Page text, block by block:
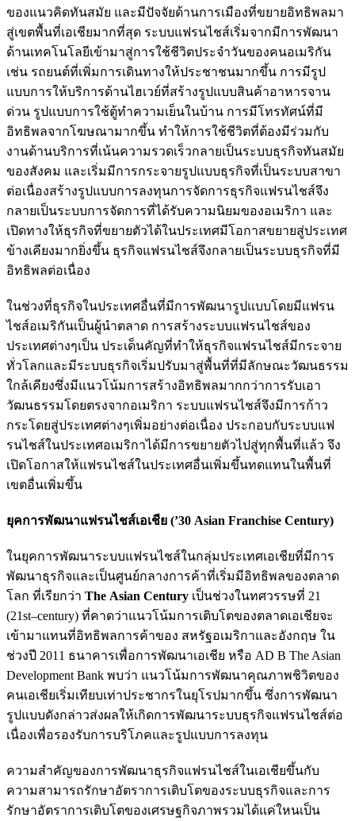
ของแนวคิดทันสมัย และมีปัจจัยด้านการเมืองที่ขยายอิทธิพลมา
สู่เขตพื้นที่เอเชียมากที่สุด ระบบแฟรนไชส์เริ่มจากมีการพัฒนา
ด้านเทคโนโลยีเข้ามาสู่การใช้ชีวิตประจำวันของคนอเมริกัน
เช่น รถยนต์ที่เพิ่มการเดินทางให้ประชาชนมากขึ้น การมีรูป
แบบการให้บริการด้านไฮเวย์ที่สร้างรูปแบบสินค้าอาหารจาน
ด่วน รูปแบบการใช้ตู้ทำความเย็นในบ้าน การมีโทรทัศน์ที่มี
อิทธิพลจากโฆษณามากขึ้น ทำให้การใช้ชีวิตที่ต้องมีร่วมกับ
งานด้านบริการที่เน้นความรวดเร็วกลายเป็นระบบธุรกิจทันสมัย
ของสังคม และเริ่มมีการกระจายรูปแบบธุรกิจที่เป็นระบบสาขา
ต่อเนื่องสร้างรูปแบบการลงทุนการจัดการธุรกิจแฟรนไชส์จึง
กลายเป็นระบบการจัดการที่ได้รับความนิยมของอเมริกา และ
เปิดทางให้ธุรกิจที่ขยายตัวได้ในประเทศมีโอกาสขยายสู่ประเทศ
ข้างเคียงมากยิ่งขึ้น ธุรกิจแฟรนไชส์จึงกลายเป็นระบบธุรกิจที่มี
อิทธิพลต่อเนื่อง
ในช่วงที่ธุรกิจในประเทศอื่นที่มีการพัฒนารูปแบบโดยมีแฟรน
ไชส์อเมริกันเป็นผู้นำตลาด การสร้างระบบแฟรนไชส์ของ
ประเทศต่างๆเป็น ประเด็นคัญที่ทำให้ธุรกิจแฟรนไชส์มีกระจาย
ทั่วโลกและมีระบบธุรกิจเริ่มปรับมาสู่พื้นที่ที่มีลักษณะวัฒนธรรม
ใกล้เคียงซึ่งมีแนวโน้มการสร้างอิทธิพลมากกว่าการรับเอา
วัฒนธรรมโดยตรงจากอเมริกา ระบบแฟรนไชส์จึงมีการก้าว
กระโดยสู่ประเทศต่างๆเพิ่มอย่างต่อเนื่อง ประกอบกับระบบแฟ
รนไชส์ในประเทศอเมริกาได้มีการขยายตัวไปสู่ทุกพื้นที่แล้ว จึง
เปิดโอกาสให้แฟรนไชส์ในประเทศอื่นเพิ่มขึ้นทดแทนในพื้นที่
เขตอื่นเพิ่มขึ้น
ยุคการพัฒนาแฟรนไชส์เอเชีย (’30 Asian Franchise Century)
ในยุคการพัฒนาระบบแฟรนไชส์ในกลุ่มประเทศเอเชียที่มีการ
พัฒนาธุรกิจและเป็นศูนย์กลางการค้าที่เริ่มมีอิทธิพลของตลาด
โลก ที่เรียกว่า The Asian Century เป็นช่วงในทศวรรษที่ 21
(21st–century) ที่คาดว่าแนวโน้มการเติบโตของตลาดเอเชียจะ
เข้ามาแทนที่อิทธิพลการค้าของ สหรัฐอเมริกาและอังกฤษ ใน
ช่วงปี 2011 ธนาคารเพื่อการพัฒนาเอเชีย หรือ AD B The Asian
Development Bank พบว่า แนวโน้มการพัฒนาคุณภาพชิวิตของ
คนเอเชียเริ่มเทียบเท่าประชากรในยุโรปมากขึ้น ซึ่งการพัฒนา
รูปแบบดังกล่าวส่งผลให้เกิดการพัฒนาระบบธุรกิจแฟรนไชส์ต่อ
เนื่องเพื่อรองรับการบริโภคและรูปแบบการลงทุน
ความสำคัญของการพัฒนาธุรกิจแฟรนไชส์ในเอเชียขึ้นกับ
ความสามารถรักษาอัตราการเติบโตของระบบธุรกิจและการ
รักษาอัตราการเติบโตของเศรษฐกิจภาพรวมได้แค่ใหนเป็น